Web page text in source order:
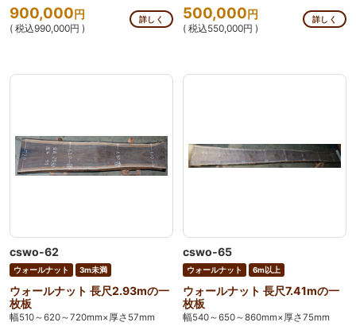
900,000円
( 税込990,000円 )
詳しく 500,000円
( 税込550,000円 )
詳しく
cswo-62
ウォールナット 3m未満
ウォールナット 長尺2.93mの一
枚板
幅510～620～720mm×厚さ57mm
cswo-65
ウォールナット 6m以上
ウォールナット 長尺7.41mの一
枚板
幅540～650～860mm×厚さ75mm